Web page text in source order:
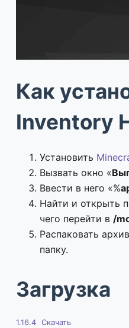
Как
Inventory
Установить
Вызвать окно «
Ввести в него «%
Найти и открыть
чего перейти в /
Распаковать
папку.
Загрузка
1.16.4 Скачать